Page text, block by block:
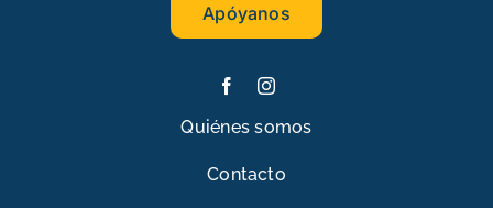
Apóyanos
Quiénes somos
Contacto